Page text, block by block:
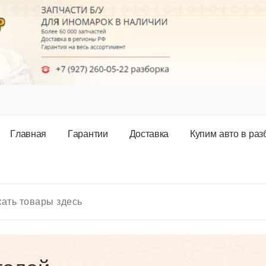
Главная Гарантии Доставка Купим авто в раз